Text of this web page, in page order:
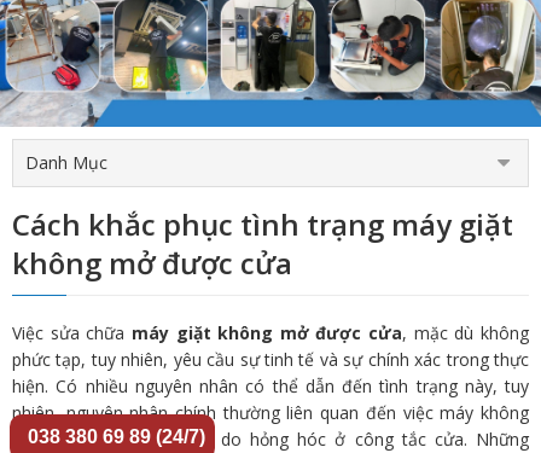
Danh Mục
Cách khắc phục tình trạng máy giặt
không mở được cửa
Việc sửa chữa máy giặt không mở được cửa, mặc dù không
phức tạp, tuy nhiên, yêu cầu sự tinh tế và sự chính xác trong thực
hiện. Có nhiều nguyên nhân có thể dẫn đến tình trạng này, tuy
nhiên, nguyên nhân chính thường liên quan đến việc máy không
nhận lệnh mở cửa hoặc do hỏng hóc ở công tắc cửa. Những
038 380 69 89 (24/7)